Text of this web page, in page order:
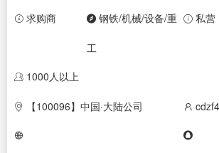
求购商 钢铁/机械/设备/重
工
私营
1000人以上
【100096】中国·大陆公司